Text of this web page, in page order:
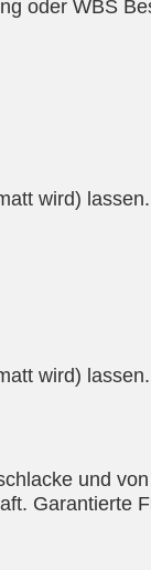
oder WBS
wird)
wird)
und
Garantierte